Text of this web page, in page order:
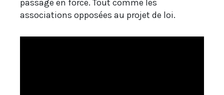
passage en force. Tout comme les
associations opposées au projet de loi.